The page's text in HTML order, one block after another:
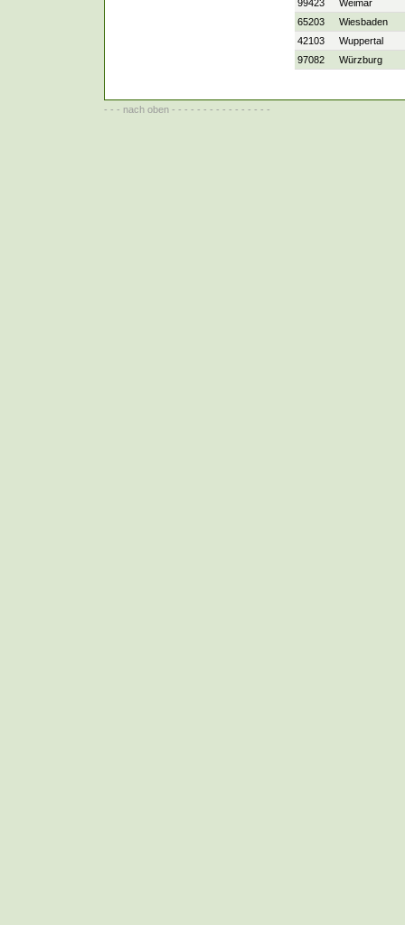
99423
Weimar
65203
Wiesbaden
42103
Wuppertal
97082
Würzburg
- - - nach oben - - - - - - - - - - - - - - - -